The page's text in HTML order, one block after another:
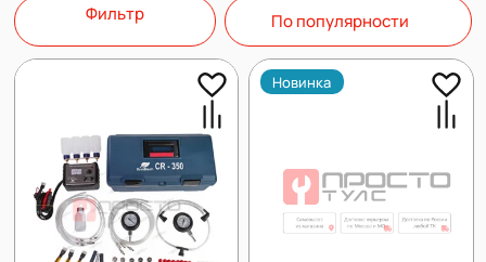
Фильтр По популярности
Новинка